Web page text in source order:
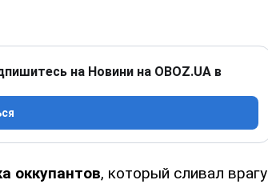
на Новини на OBOZ.UA в
оккупантов, который сливал врагу